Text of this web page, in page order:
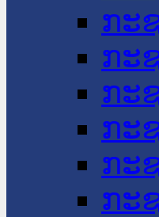
ກະ
ກະ
ກະ
ກະ
ກະ
ກະ